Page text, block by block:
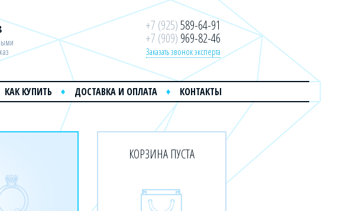
+7 (925)589-64-91
+7 (909) 969-82-46
Заказать звонок эксперта
КАК КУПИТЬ ДОСТАВКА И ОПЛАТА КОНТАКТЫ
КОРЗИНА ПУСТА